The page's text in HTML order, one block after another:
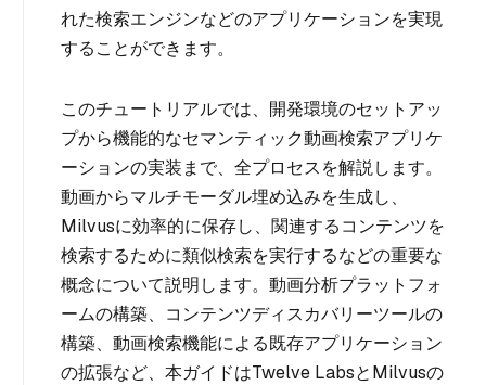
れた検索エンジンなどのアプリケーションを実現
することができます。
このチュートリアルでは、開発環境のセットアッ
プから機能的なセマンティック動画検索アプリケ
ーションの実装まで、全プロセスを解説します。
動画からマルチモーダル埋め込みを生成し、
Milvusに効率的に保存し、関連するコンテンツを
検索するために類似検索を実行するなどの重要な
概念について説明します。動画分析プラットフォ
ームの構築、コンテンツディスカバリーツールの
構築、動画検索機能による既存アプリケーション
の拡張など、本ガイドはTwelve LabsとMilvusの